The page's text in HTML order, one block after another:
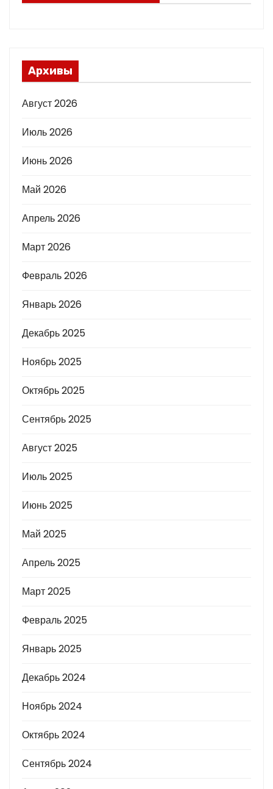
Архивы
Август 2026
Июль 2026
Июнь 2026
Май 2026
Апрель 2026
Март 2026
Февраль 2026
Январь 2026
Декабрь 2025
Ноябрь 2025
Октябрь 2025
Сентябрь 2025
Август 2025
Июль 2025
Июнь 2025
Май 2025
Апрель 2025
Март 2025
Февраль 2025
Январь 2025
Декабрь 2024
Ноябрь 2024
Октябрь 2024
Сентябрь 2024